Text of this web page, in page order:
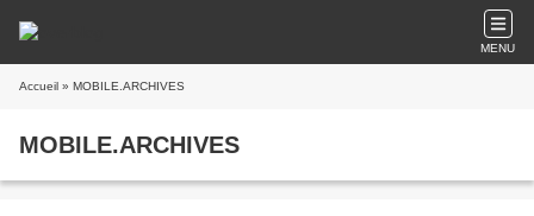
MENU
Accueil » MOBILE.ARCHIVES
MOBILE.ARCHIVES